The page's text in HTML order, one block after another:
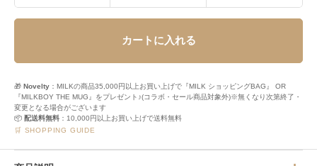
カートに入れる
🎁 Novelty ：MILKの商品35,000円以上お買い上げで『MILK ショッピングBAG』 OR
『MILKBOY THE MUG』をプレゼント♪(コラボ・セール商品対象外)※無くなり次第終了・
変更となる場合がございます
📦 配送料無料 ：10,000円以上お買い上げで送料無料
🛒 SHOPPING GUIDE